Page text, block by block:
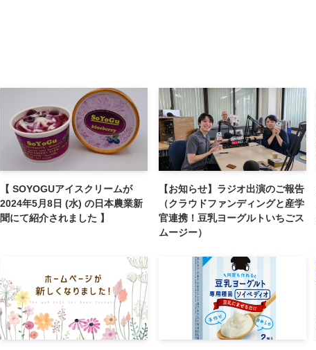
【 SOYOGUアイスクリームが
2024年5月8日 (水) の日本農業新
聞にて紹介されました 】
【お知らせ】ラジオ出演のご報告
（クラウドファンディングと産学
官連携！豆乳ヨーグルトいちごス
ムージー）